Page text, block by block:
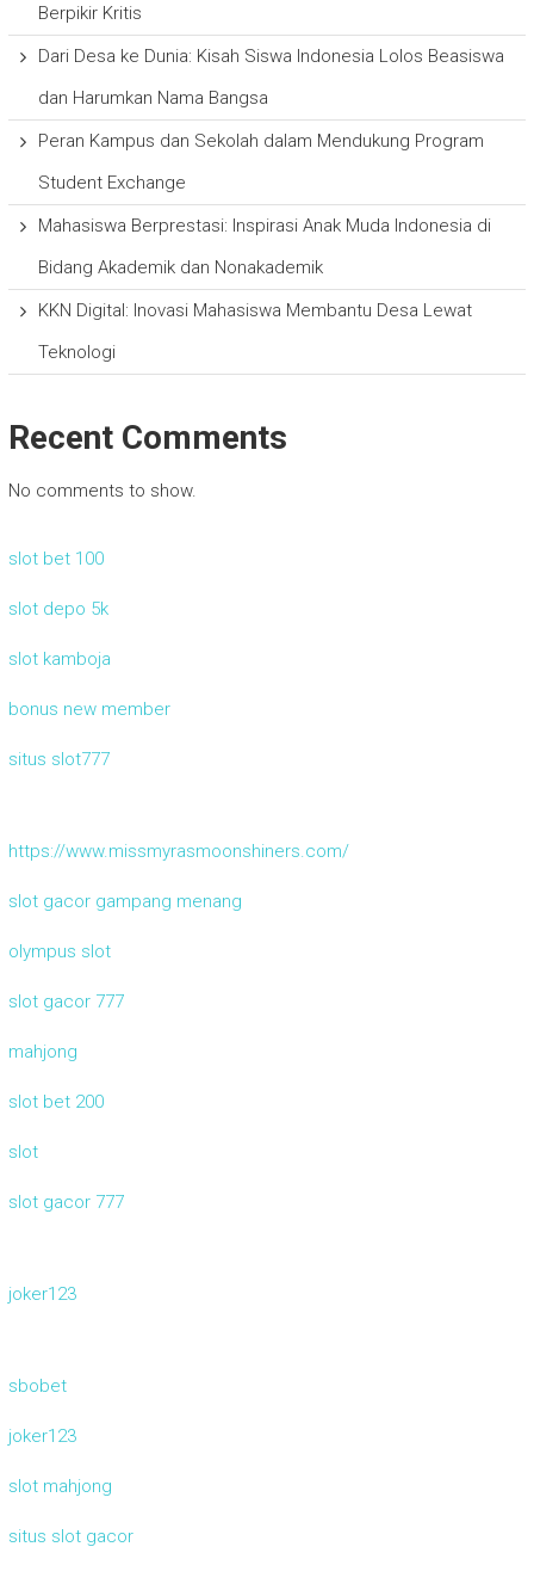
Berpikir Kritis
Dari Desa ke Dunia: Kisah Siswa Indonesia Lolos Beasiswa
dan Harumkan Nama Bangsa
Peran Kampus dan Sekolah dalam Mendukung Program
Student Exchange
Mahasiswa Berprestasi: Inspirasi Anak Muda Indonesia di
Bidang Akademik dan Nonakademik
KKN Digital: Inovasi Mahasiswa Membantu Desa Lewat
Teknologi
Recent Comments
No comments to show.
slot bet 100
slot depo 5k
slot kamboja
bonus new member
situs slot777
https://www.missmyrasmoonshiners.com/
slot gacor gampang menang
olympus slot
slot gacor 777
mahjong
slot bet 200
slot
slot gacor 777
joker123
sbobet
joker123
slot mahjong
situs slot gacor